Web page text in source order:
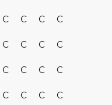
C C C C
C C C C
C C C C
C C C C